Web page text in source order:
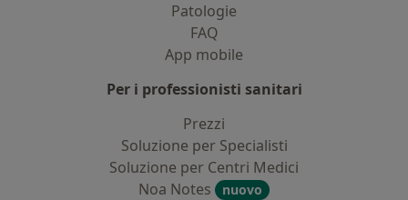
Patologie
FAQ
App mobile
Per i professionisti sanitari
Prezzi
Soluzione per Specialisti
Soluzione per Centri Medici
Noa Notes
nuovo